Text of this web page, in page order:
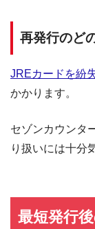
再発行のど
JREカードを紛
かかります。
セゾンカウンタ
り扱いには十分
最短発行